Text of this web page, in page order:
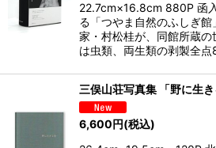
22.7cm×16.8cm 880P 函
る「つやま自然のふしぎ
家・村松桂が、同館所蔵の
は虫類、両生類の剥製全
三俣山荘写真集 「野に生
6,600円(税込)